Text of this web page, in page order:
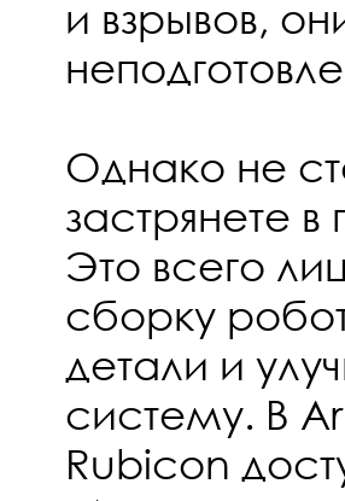
и взрывов,
Однако не
застрянете
Это всего
сборку
детали и
систему. В
Rubicon